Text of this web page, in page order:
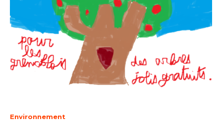
Environnement